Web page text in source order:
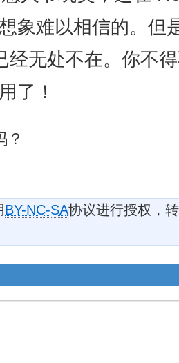
象难以相信的。但
经无处不在。你不
了！
？
BY-NC-SA协议进行授权，